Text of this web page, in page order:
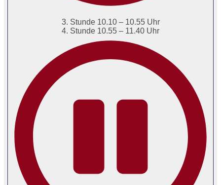
3. Stunde 10.10 – 10.55 Uhr
4. Stunde 10.55 – 11.40 Uhr